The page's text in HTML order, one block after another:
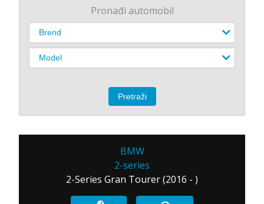
Pronađi automobil
BMW
2-series
2-Series Gran Tourer (2016 - )